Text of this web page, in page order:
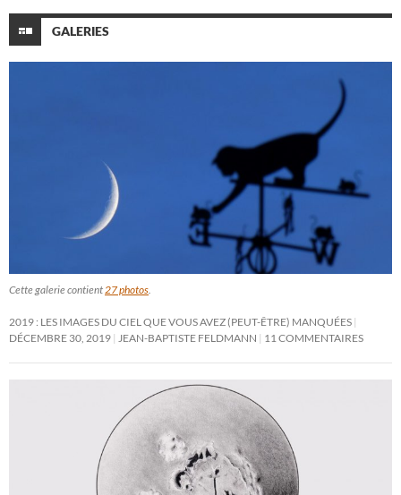
GALERIES
Cette galerie contient 27 photos
2019 : LES IMAGES DU CIEL QUE VOUS AVEZ (PEUT-ÊTRE) MANQUÉES
DÉCEMBRE 30, 2019
JEAN-BAPTISTE FELDMANN 11 COMMENTAIRES